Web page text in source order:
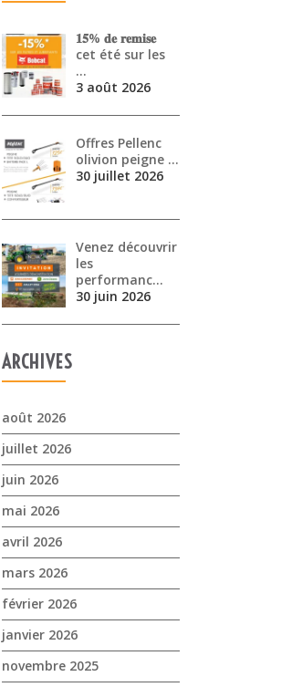
𝟏𝟓% 𝐝𝐞 𝐫𝐞𝐦𝐢𝐬𝐞
cet été sur les
…
3 août 2026
Offres Pellenc
olivion peigne …
30 juillet 2026
Venez découvrir
les
performanc…
30 juin 2026
ARCHIVES
août 2026
juillet 2026
juin 2026
mai 2026
avril 2026
mars 2026
février 2026
janvier 2026
novembre 2025